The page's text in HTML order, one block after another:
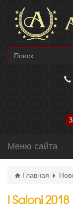
Меню сайта
Главная
I Saloni 2018